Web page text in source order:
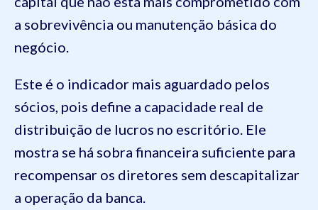
a sobrevivência ou manutenção básica do
negócio.
Este é o indicador mais aguardado pelos
sócios, pois define a capacidade real de
distribuição de lucros no escritório. Ele
mostra se há sobra financeira suficiente para
recompensar os diretores sem descapitalizar
a operação da banca.